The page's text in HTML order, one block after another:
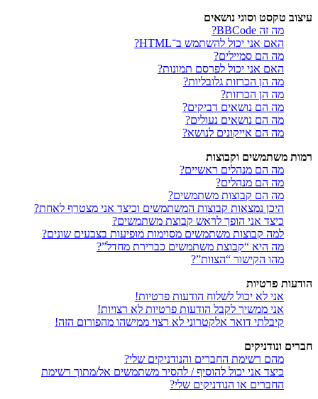
עיצוב טקסט וסוגי נושאים
מה זה BBCode?
האם אני יכול להשתמש ב־HTML?
מה הם סמיילים?
האם אני יכול לפרסם תמונות?
מה הן הכרזות גלובליות?
מה הן הכרזות?
מה הם נושאים דביקים?
מה הם נושאים נעולים?
מה הם אייקונים לנושא?
רמות משתמשים וקבוצות
מה הם מנהלים ראשיים?
מה הם מנהלים?
מה הם קבוצות משתמשים?
היכן נמצאות קבוצות המשתמשים וכיצד אני מצטרף לאחת?
כיצד אני הופך לראש קבוצת משתמשים?
למה קבוצות משתמשים מסוימות מופיעות בצבעים שונים?
מה היא “קבוצת משתמשים כברירת מחדל”?
מהו הקישור “הצוות”?
הודעות פרטיות
אני לא יכול לשלוח הודעות פרטיות!
אני ממשיך לקבל הודעות פרטיות לא רצויות!
קיבלתי דואר אלקטרוני לא רצוי ממישהו מהפורום הזה!
חברים ונודניקים
מהם רשימת החברים והנודניקים שלי?
כיצד אני יכול להוסיף / להסיר משתמשים אל/מתוך רשימת
החברים או הנודניקים שלי?